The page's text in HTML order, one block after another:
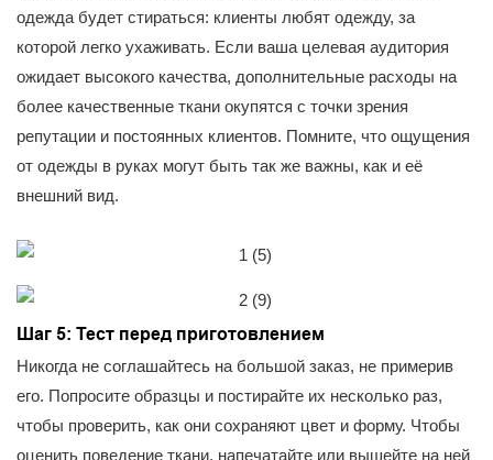
одежда будет стираться: клиенты любят одежду, за
которой легко ухаживать. Если ваша целевая аудитория
ожидает высокого качества, дополнительные расходы на
более качественные ткани окупятся с точки зрения
репутации и постоянных клиентов. Помните, что ощущения
от одежды в руках могут быть так же важны, как и её
внешний вид.
Шаг 5: Тест перед приготовлением
Никогда не соглашайтесь на большой заказ, не примерив
его. Попросите образцы и постирайте их несколько раз,
чтобы проверить, как они сохраняют цвет и форму. Чтобы
оценить поведение ткани, напечатайте или вышейте на ней